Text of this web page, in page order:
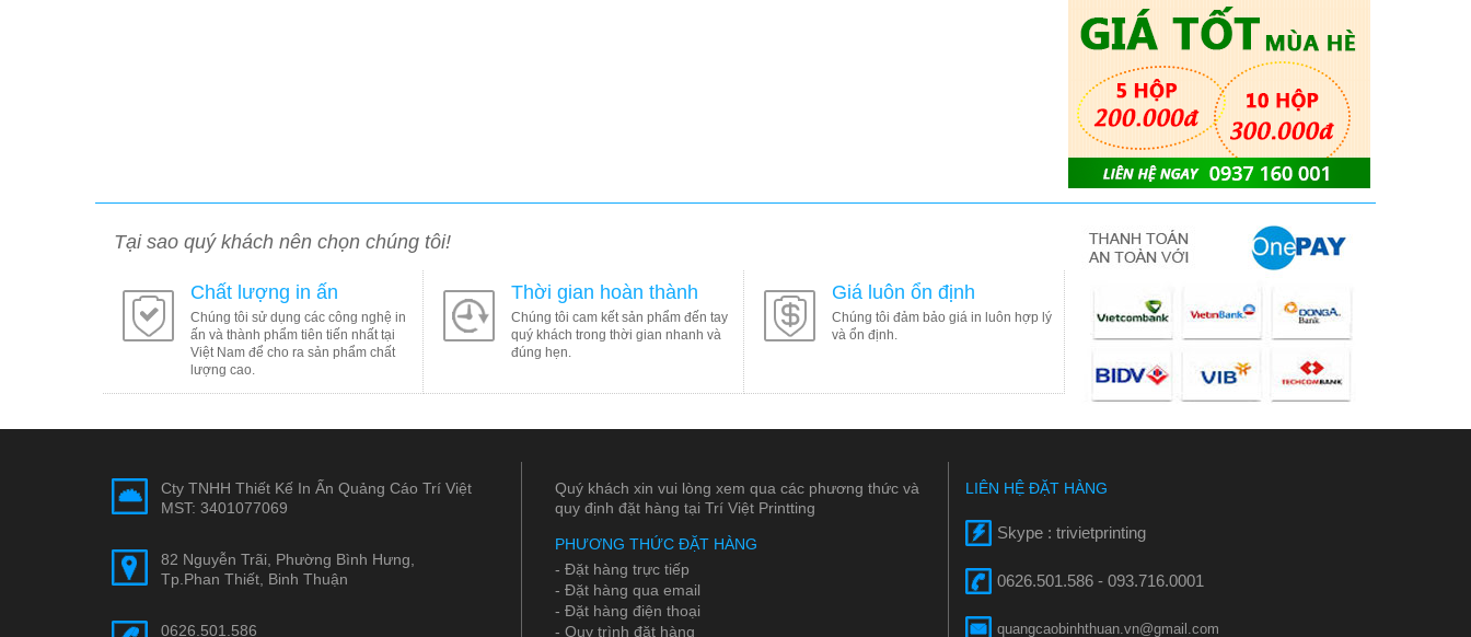
Tại sao quý khách nên chọn chúng tôi!
Chất lượng in ấn
Chúng tôi sử dụng các công nghệ in
ấn và thành phẩm tiên tiến nhất tại
Việt Nam để cho ra sản phẩm chất
lượng cao.
Thời gian hoàn thành
Chúng tôi cam kết sản phẩm đến tay
quý khách trong thời gian nhanh và
đúng hẹn.
Giá luôn ổn định
Chúng tôi đảm bảo giá in luôn hợp lý
và ổn định.
Cty TNHH Thiết Kế In Ấn Quảng Cáo Trí Việt
MST: 3401077069
82 Nguyễn Trãi, Phường Bình Hưng,
Tp.Phan Thiết, Binh Thuận
0626.501.586
Quý khách xin vui lòng xem qua các phương thức và
quy định đặt hàng tại Trí Việt Printting
PHƯƠNG THỨC ĐẶT HÀNG
- Đặt hàng trực tiếp
- Đặt hàng qua email
- Đặt hàng điện thoại
- Quy trình đặt hàng
LIÊN HỆ ĐẶT HÀNG
Skype : trivietprinting
0626.501.586 - 093.716.0001
quangcaobinhthuan.vn@gmail.com